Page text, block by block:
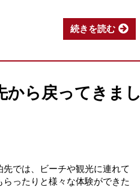
続きを読む
ら戻ってきまし
では、ビーチや観光に連れて
ったりと様々な体験ができた